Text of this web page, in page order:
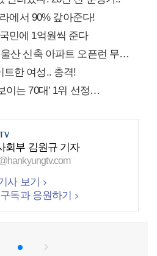
에서 90% 갚아준다!
민에 1억원씩 준다
신축 아파트 오픈런 무슨일?
트한 여성.. 충격!
이는 70대’ 1위 선정…
회부 김원규 기자
사 보기
독과 응원하기